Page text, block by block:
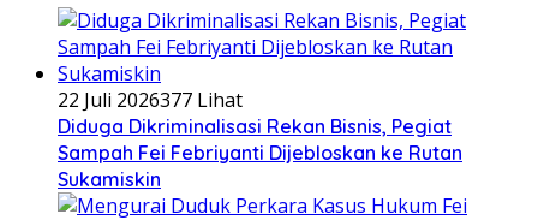
22 Juli 2026377 Lihat
Diduga Dikriminalisasi Rekan Bisnis, Pegiat
Sampah Fei Febriyanti Dijebloskan ke Rutan
Sukamiskin